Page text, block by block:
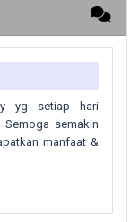
yg setiap hari
Semoga semakin
manfaat &